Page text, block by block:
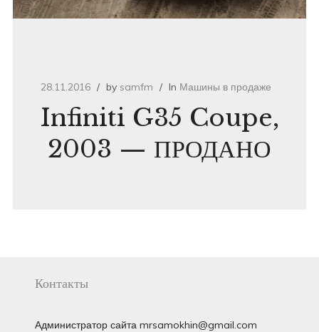
28.11.2016 by samfm In Машины в продаже
Infiniti G35 Coupe,
2003 — ПРОДАНО
Контакты
Администратор сайта mrsamokhin@gmail.com